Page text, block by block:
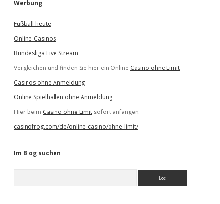
Werbung
Fußball heute
Online-Casinos
Bundesliga Live Stream
Vergleichen und finden Sie hier ein Online Casino ohne Limit
Casinos ohne Anmeldung
Online Spielhallen ohne Anmeldung
Hier beim Casino ohne Limit sofort anfangen.
casinofrog.com/de/online-casino/ohne-limit/
Im Blog suchen